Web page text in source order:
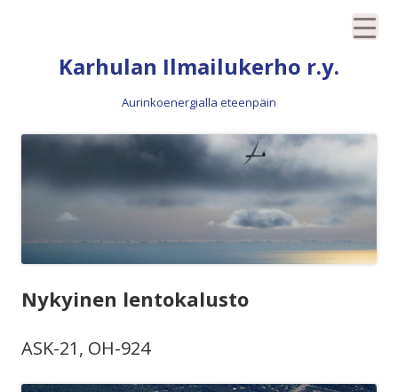
Karhulan Ilmailukerho r.y.
Aurinkoenergialla eteenpäin
Nykyinen lentokalusto
ASK-21, OH-924